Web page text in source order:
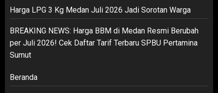
Harga LPG 3 Kg Medan Juli 2026 Jadi Sorotan Warga
BREAKING NEWS: Harga BBM di Medan Resmi Berubah
per Juli 2026! Cek Daftar Tarif Terbaru SPBU Pertamina
Sumut
Beranda